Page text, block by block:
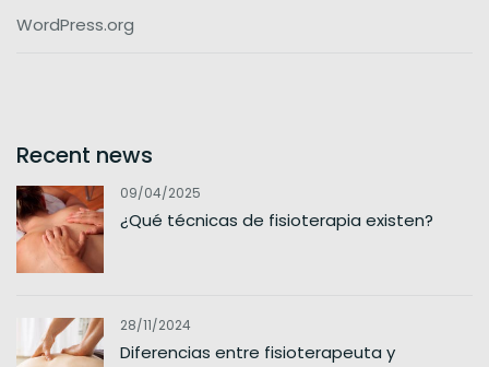
WordPress.org
Recent news
09/04/2025
¿Qué técnicas de fisioterapia existen?
28/11/2024
Diferencias entre fisioterapeuta y